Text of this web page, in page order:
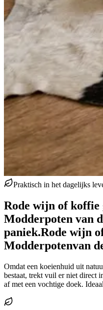
Praktisch in het dagelijks
Rode wijn of koffie
Modderpoten van
paniek.Rode wijn
Modderpotenvan
Omdat een koeienhuid uit
bestaat, trekt vuil er niet direct
af met een vochtige doek.